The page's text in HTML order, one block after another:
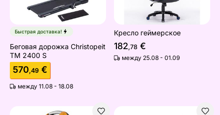
Быстрая доставка!
Беговая дорожка Christopeit
TM 2400 S
570,49 €
между 11.08 - 18.08
Кресло геймерское
182,78 €
между 25.08 - 01.09